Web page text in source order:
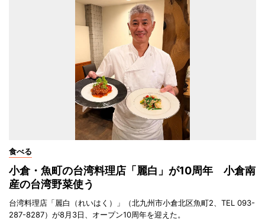
食べる
小倉・魚町の台湾料理店「麗白」が10周年 小倉南
産の台湾野菜使う
台湾料理店「麗白（れいはく）」（北九州市小倉北区魚町2、TEL 093-
287-8287）が8月3日、オープン10周年を迎えた。